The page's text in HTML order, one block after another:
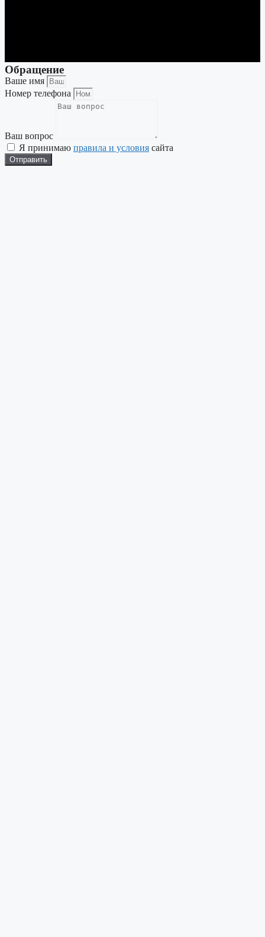
Обращение
Ваше имя
Номер телефона
Ваш вопрос
Я принимаю правила и условия сайта
Отправить